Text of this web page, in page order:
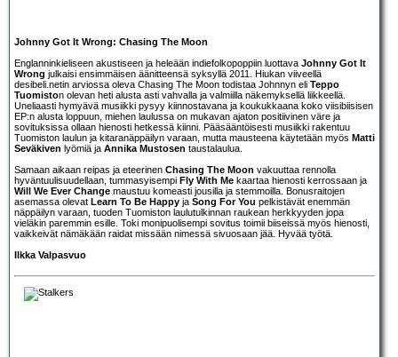
Johnny Got It Wrong: Chasing The Moon
Englanninkieliseen akustiseen ja heleään indiefolkopoppiin luottava Johnny Got It
Wrong julkaisi ensimmäisen äänitteensä syksyllä 2011. Hiukan viiveellä
desibeli.netin arviossa oleva Chasing The Moon todistaa Johnnyn eli Teppo
Tuomiston olevan heti alusta asti vahvalla ja valmiilla näkemyksellä liikkeellä.
Uneliaasti hymyävä musiikki pysyy kiinnostavana ja koukukkaana koko viisibiisisen
EP:n alusta loppuun, miehen laulussa on mukavan ajaton positiivinen väre ja
sovituksissa ollaan hienosti hetkessä kiinni. Pääsääntöisesti musiikki rakentuu
Tuomiston laulun ja kitaranäppäilyn varaan, mutta mausteena käytetään myös Matti
Seväkiven lyömiä ja Annika Mustosen taustalaulua.
Samaan aikaan reipas ja eteerinen Chasing The Moon vakuuttaa rennolla
hyväntuulisuudellaan, tummasyisempi Fly With Me kaartaa hienosti kerrossaan ja
Will We Ever Change maustuu komeasti jousilla ja stemmoilla. Bonusraitojen
asemassa olevat Learn To Be Happy ja Song For You pelkistävät enemmän
näppäilyn varaan, tuoden Tuomiston laulutulkinnan raukean herkkyyden jopa
vieläkin paremmin esille. Toki monipuolisempi sovitus toimii biiseissä myös hienosti,
vaikkeivät nämäkään raidat missään nimessä sivuosaan jää. Hyvää työtä.
Ilkka Valpasvuo